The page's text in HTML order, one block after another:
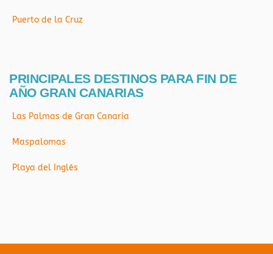
Puerto de la Cruz
PRINCIPALES DESTINOS PARA FIN DE
AÑO GRAN CANARIAS
Las Palmas de Gran Canaria
Maspalomas
Playa del Inglés